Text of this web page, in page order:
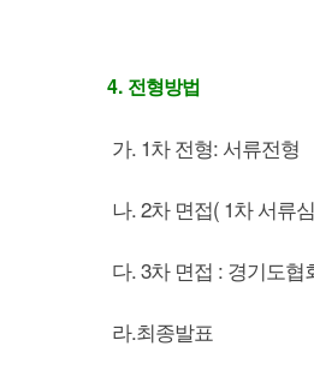
4. 전형방법
가. 1차 전형: 서류전형
나. 2차 면접( 1차 서류
다. 3차 면접 : 경기도협
라.최종발표